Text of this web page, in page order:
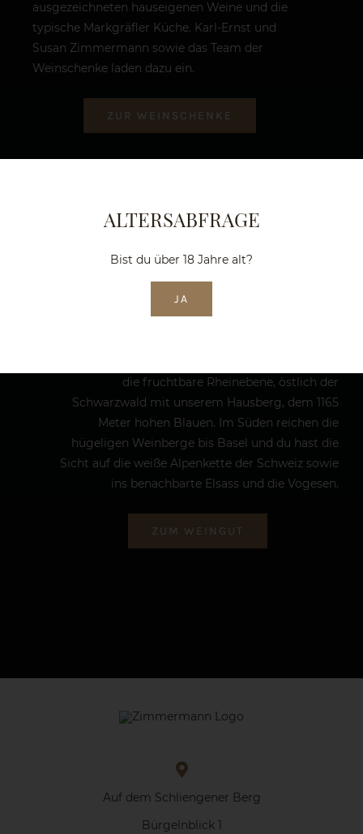
ausgezeichneten hauseigenen Weine und die
typische Markgräfler Küche. Karl-Ernst und
Susan Zimmermann sowie das Team der
Weinschenke laden dazu ein.
ZUR WEINSCHENKE
Markgräflerland liegt, ist einmalig. Auf dem
Schliengener Berg, direkt an der B3 zwischen
Schliengen und Hertingen, kannst du nicht nur
deinen Gaumen mit exzellenten Weinen
die fruchtbare Rheinebene, östlich der
Schwarzwald mit unserem Hausberg, dem 1165
Meter hohen Blauen. Im Süden reichen die
hügeligen Weinberge bis Basel und du hast die
Sicht auf die weiße Alpenkette der Schweiz sowie
ins benachbarte Elsass und die Vogesen.
ZUM WEINGUT
Auf dem Schliengener Berg
Bürgelnblick 1
ALTERSABFRAGE
Bist du über 18 Jahre alt?
JA